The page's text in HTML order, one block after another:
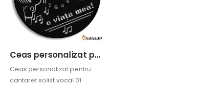
Ceas personalizat pentru cantaret solist vocal 01
Ceas personalizat pentru
cantaret solist vocal 01